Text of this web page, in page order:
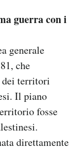
guerra con i
generale
che
dei territori
Il piano
fosse
direttamente